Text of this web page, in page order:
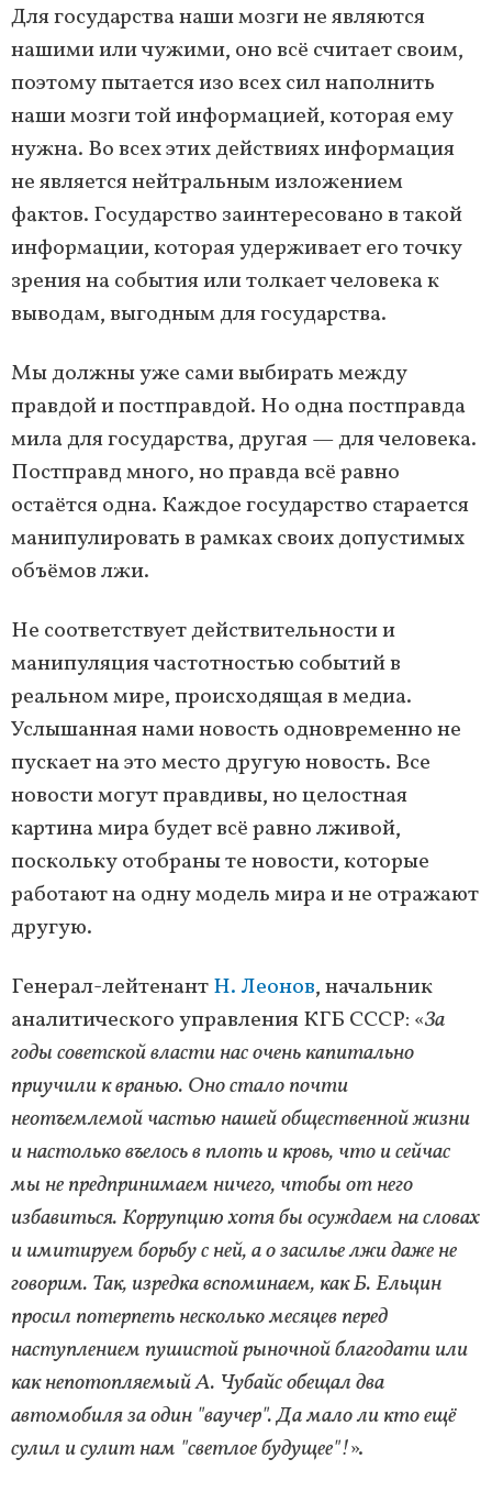
Для государства наши мозги не являются
нашими или чужими, оно всё считает своим,
поэтому пытается изо всех сил наполнить
наши мозги той информацией, которая ему
нужна. Во всех этих действиях информация
не является нейтральным изложением
фактов. Государство заинтересовано в такой
информации, которая удерживает его точку
зрения на события или толкает человека к
выводам, выгодным для государства.
Мы должны уже сами выбирать между
правдой и постправдой. Но одна постправда
мила для государства, другая — для человека.
Постправд много, но правда всё равно
остаётся одна. Каждое государство старается
манипулировать в рамках своих допустимых
объёмов лжи.
Не соответствует действительности и
манипуляция частотностью событий в
реальном мире, происходящая в медиа.
Услышанная нами новость одновременно не
пускает на это место другую новость. Все
новости могут правдивы, но целостная
картина мира будет всё равно лживой,
поскольку отобраны те новости, которые
работают на одну модель мира и не отражают
другую.
Генерал-лейтенантН. Леонов, начальник
аналитического управления КГБ СССР: «За
годы советской власти нас очень капитально
приучили к вранью. Оно стало почти
неотъемлемой частью нашей общественной жизни
и настолько въелось в плоть и кровь, что и сейчас
мы не предпринимаем ничего, чтобы от него
избавиться. Коррупцию хотя бы осуждаем на словах
и имитируем борьбу с ней, а о засилье лжи даже не
говорим. Так, изредка вспоминаем, как Б. Ельцин
просил потерпеть несколько месяцев перед
наступлением пушистой рыночной благодати или
как непотопляемый А. Чубайс обещал два
автомобиля за один "ваучер". Да мало ли кто ещё
сулил и сулит нам "светлое будущее"!».